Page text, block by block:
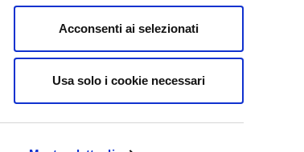
Acconsenti ai selezionati
Usa solo i cookie necessari
a
nuestro
boletín
de
ENVIAR CONSULTA